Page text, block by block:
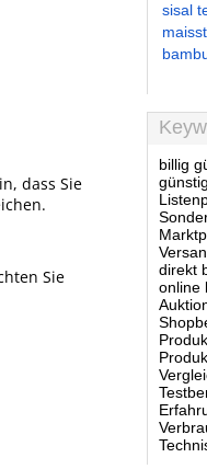
dass Sie
Sie
sisal
billig
direkt
online